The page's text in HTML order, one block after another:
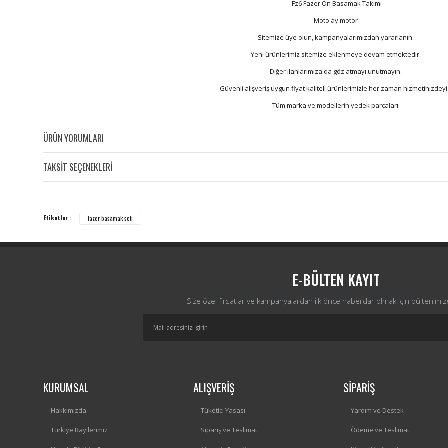
Fz6 Fazer Ön Basamak Takımı
Moto ay motor
Sitemize üye olun, kampanyalarımızdan yararlanın.
Yeni ürünlerimiz sitemize eklenmeye devam etmektedir.
Diğer ilanlarımıza da göz atmayı unutmayın.
Güvenli alışveriş uygun fiyat kaliteli ürünlerimizle her zaman
Tüm marka ve modellerin yedek parçaları.
ÜRÜN YORUMLARI
TAKSİT SEÇENEKLERİ
Etiketler : fazer basamak seti
E-BÜLTEN KAYIT
Size özel fırsatlar ve kampanyalardan ilk önce haberdar olmak için
KURUMSAL
Hakkımızda
Türkiye Bayilerimiz
ALIŞVERİŞ
Tüketici Yasası
Sipariş ve Teslimat
SİPARİŞ
Yardım ve Destek
Ödeme ve Teslimat